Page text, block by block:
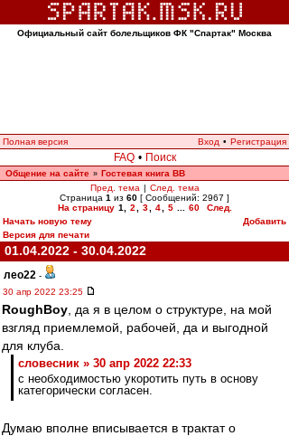
Официальный сайт болельщиков ФК "Спартак" Москва
Полная версия Вход • Регистрация
FAQ • Поиск
Общение на сайте » Гостевая книга ВВ
Пред. тема | След. тема
Страница 1 из 60 [ Сообщений: 2967 ]
На страницу 1 2 3 4 5 60
След.
Начать новую тему
Добавить
Версия для печати
01.04.2022 - 30.04.2022
лео22 -
30 апр 2022 23:25
RoughBoy , да я в целом о структуре, на мой
взгляд приемлемой, рабочей, да и выгодной
для клуба.
словесник » 30 апр 2022 22:33
с необходимостью укоротить путь в основу
категорически согласен.
Думаю вполне вписывается в трактат о